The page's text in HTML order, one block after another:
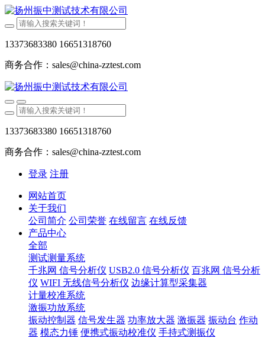
13373683380 16651318760
商务合作：sales@china-zztest.com
13373683380 16651318760
商务合作：sales@china-zztest.com
登录 注册
网站首页
关于我们
公司简介 公司荣誉 在线留言 在线反馈
产品中心
全部
测试测量系统
千兆网 信号分析仪 USB2.0 信号分析仪 百兆网 信号分析
仪 WIFI 无线信号分析仪 边缘计算型采集器
计量校准系统
激振功放系统
振动控制器 信号发生器 功率放大器 激振器 振动台 作动
器 模态力锤 便携式振动校准仪 手持式测振仪